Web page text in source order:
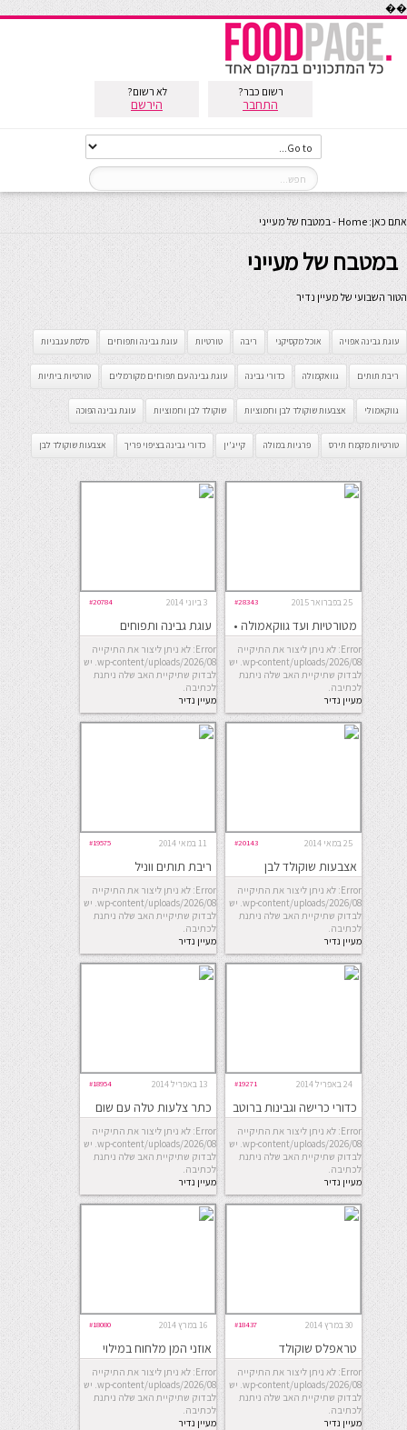
��
רשום כבר?
התחבר
לא רשום?
הירשם
אתם כאן: Home
-במטבח של מעייני
במטבח של מעייני
הטור השבועי של מעיין נדיר
עוגת גבינה אפויה אוכל מקסיקני ריבה טורטיות עוגת גבינה ותפוחים סלסת עגבניות
ריבת תותים גוואקמולה כדורי גבינה עוגת גבינה עם תפוחים מקורמלים טורטיות ביתיות
גווקאמולי אצבעות שוקולד לבן וחמוציות שוקולד לבן וחמוציות עוגת גבינה הפוכה
טורטיות מקמח תירס פרגיות במולה קייג'ין כדורי גבינה בציפוי פריך אצבעות שוקולד לבן
25 בפברואר 2015 #28343
מטורטיות ועד גווקאמולה •
ויוה לה מקסיקו
Error: לא ניתן ליצור את התיקייה
wp-content/uploads/2026/08. יש
לבדוק שתיקיית האב שלה ניתנת
לכתיבה.
מעיין נדיר
3 ביוני 2014 #20784
עוגת גבינה ותפוחים
מקורמלים
Error: לא ניתן ליצור את התיקייה
wp-content/uploads/2026/08. יש
לבדוק שתיקיית האב שלה ניתנת
לכתיבה.
מעיין נדיר
25 במאי 2014 #20143
אצבעות שוקולד לבן
וחמוציות מקורמלות
Error: לא ניתן ליצור את התיקייה
wp-content/uploads/2026/08. יש
לבדוק שתיקיית האב שלה ניתנת
לכתיבה.
מעיין נדיר
11 במאי 2014 #19575
ריבת תותים ווניל
Error: לא ניתן ליצור את התיקייה
wp-content/uploads/2026/08. יש
לבדוק שתיקיית האב שלה ניתנת
לכתיבה.
מעיין נדיר
24 באפריל 2014 #19271
כדורי כרישה וגבינות ברוטב
עגבניות פיקנטי
Error: לא ניתן ליצור את התיקייה
wp-content/uploads/2026/08. יש
לבדוק שתיקיית האב שלה ניתנת
לכתיבה.
מעיין נדיר
13 באפריל 2014 #18954
כתר צלעות טלה עם שום
טריError: לא ניתן ליצור את התיקייה
wp-content/uploads/2026/08. יש
לבדוק שתיקיית האב שלה ניתנת
לכתיבה.
מעיין נדיר
30 במרץ 2014 #18437
טראפלס שוקולד
אלכוהוליים
Error: לא ניתן ליצור את התיקייה
wp-content/uploads/2026/08. יש
לבדוק שתיקיית האב שלה ניתנת
לכתיבה.
מעיין נדיר
16 במרץ 2014 #18080
אוזני המן מלחוח במילוי
בשרError: לא ניתן ליצור את התיקייה
wp-content/uploads/2026/08. יש
לבדוק שתיקיית האב שלה ניתנת
לכתיבה.
מעיין נדיר